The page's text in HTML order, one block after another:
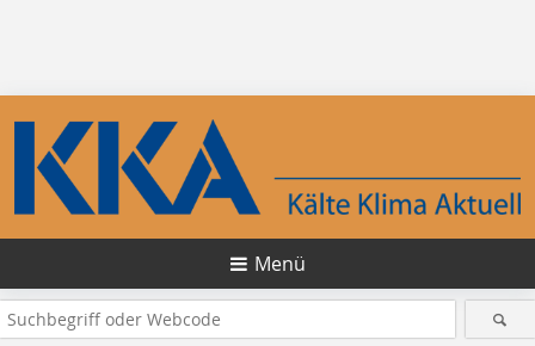
Menü